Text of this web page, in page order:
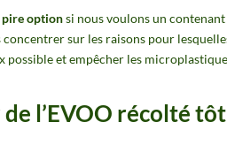
pire optionsi nous voulons un
sur les raisons pour
possible et empêcher les
l’EVOO récolté tôt